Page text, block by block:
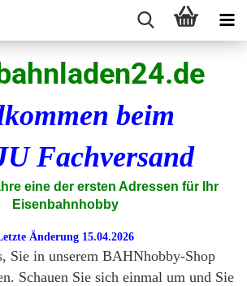
beim
Fachversand
eine der ersten Adressen für Ihr
Eisenbahnhobby
Änderung 15.04.2026
Sie in unserem BAHNhobby-Shop
Schauen Sie sich einmal um und Sie